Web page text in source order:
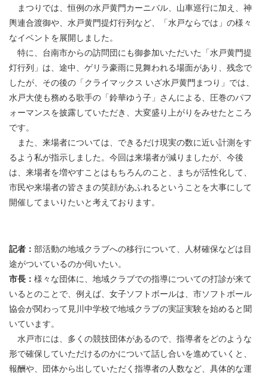
まつりでは、恒例の水戸黄門カーニバル、山車巡行に加え、神
輿連合渡御や、水戸黄門提灯行列など、「水戸ならでは」の様々
なイベントを展開しました。
特に、台南市からの訪問団にも御参加いただいた「水戸黄門提
灯行列」は、途中、ゲリラ豪雨に見舞われる場面があり、残念で
したが、その後の「クライマックス いざ水戸黄門まつり」では、
水戸大使も務める歌手の「鈴華ゆう子」さんによる、圧巻のパフ
ォーマンスを披露していただき、大変盛り上がりをみせたところ
です。
また、来場者については、できるだけ現実の数に近い計測をす
るよう私が指示しました。今回は来場者が減りましたが、今後
は、来場者を増やすことはもちろんのこと、まちが活性化して、
市民や来場者の皆さまの笑顔があふれるということを大事にして
開催してまいりたいと考えております。
記者： 部活動の地域クラブへの移行について、人材確保などは目
途がついているのか伺いたい。
市長： 様々な団体に、地域クラブでの指導についての打診が来て
いるとのことで、例えば、女子ソフトボールは、市ソフトボール
協会が関わって見川中学校で地域クラブの実証実験を始めると聞
いています。
水戸市には、多くの競技団体があるので、指導者をどのような
形で確保していただけるのかについて話し合いを進めていくと、
報酬や、団体から出していただく指導者の人数など、具体的な運